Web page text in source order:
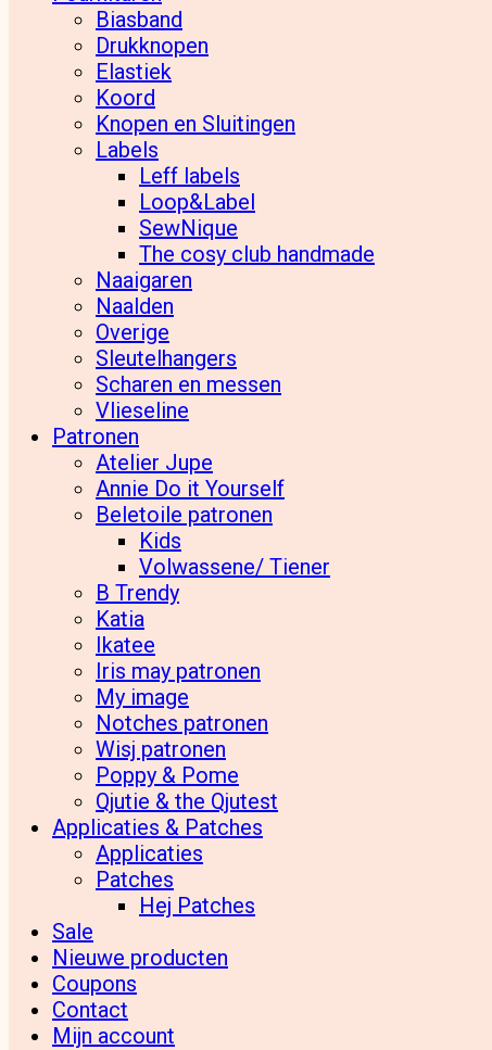
Biasband
Drukknopen
Elastiek
Koord
Knopen en Sluitingen
Labels
Leff labels
Loop&Label
SewNique
The cosy club handmade
Naaigaren
Naalden
Overige
Sleutelhangers
Scharen en messen
Vlieseline
Patronen
Atelier Jupe
Annie Do it Yourself
Beletoile patronen
Kids
Volwassene/ Tiener
B Trendy
Katia
Ikatee
Iris may patronen
My image
Notches patronen
Wisj patronen
Poppy & Pome
Qjutie & the Qjutest
Applicaties & Patches
Applicaties
Patches
Hej Patches
Sale
Nieuwe producten
Coupons
Contact
Mijn account